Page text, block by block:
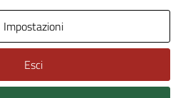
Media policy
Impostazioni
Esci
(si veda la
Cookie policy
estesa per i
possono